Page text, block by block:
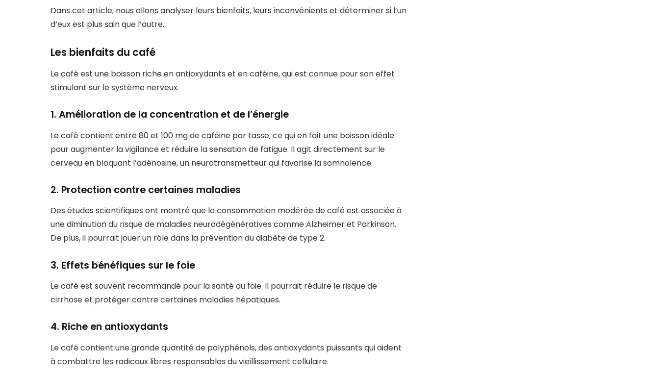
Dans cet article, nous allons analyser leurs bienfaits, leurs inconvénients et déterminer si l’un
d’eux est plus sain que l’autre.
Les bienfaits du café
Le café est une boisson riche en antioxydants et en caféine, qui est connue pour son effet
stimulant sur le système nerveux.
1. Amélioration de la concentration et de l’énergie
Le café contient entre 80 et 100 mg de caféine par tasse, ce qui en fait une boisson idéale
pour augmenter la vigilance et réduire la sensation de fatigue. Il agit directement sur le
cerveau en bloquant l’adénosine, un neurotransmetteur qui favorise la somnolence.
2. Protection contre certaines maladies
Des études scientifiques ont montré que la consommation modérée de café est associée à
une diminution du risque de maladies neurodégénératives comme Alzheimer et Parkinson.
De plus, il pourrait jouer un rôle dans la prévention du diabète de type 2.
3. Effets bénéfiques sur le foie
Le café est souvent recommandé pour la santé du foie. Il pourrait réduire le risque de
cirrhose et protéger contre certaines maladies hépatiques.
4. Riche en antioxydants
Le café contient une grande quantité de polyphénols, des antioxydants puissants qui aident
à combattre les radicaux libres responsables du vieillissement cellulaire.